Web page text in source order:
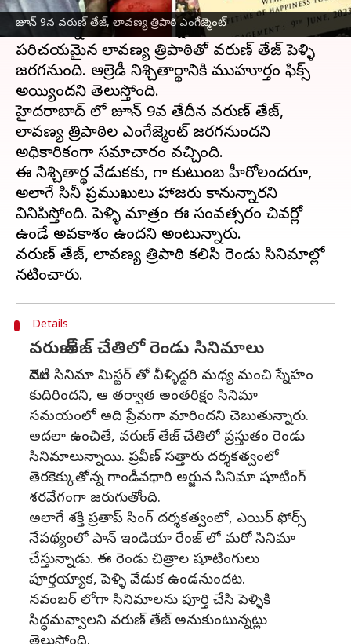
జూన్ 9న వరుణ్ తేజ్, లావణ్య త్రిపాఠి ఎంగేజ్మెంట్
మెగా హీరోవరుణ్ తేజ్, అతి త్వరలోనే ఓ ఇంటివాడు
కాబోతున్నాడు. అందాల రాక్షసితో హీరోయిన్ గా
పరిచయమైన లావణ్య త్రిపాఠితో వరుణ్ తేజ్ పెళ్ళి
జరగనుంది. ఆల్రెడీ నిశ్చితార్థానికి ముహూర్తం ఫిక్స్
అయ్యిందని తెలుస్తోంది.
హైదరాబాద్ లో జూన్ 9వ తేదీన వరుణ్ తేజ్,
లావణ్య త్రిపాఠిల ఎంగేజ్మెంట్ జరగనుందని
అధికారికంగా సమాచారం వచ్చింది.
ఈ నిశ్చితార్థ వేడుకకు, మెగా కుటుంబ హీరోలందరూ,
అలాగే సినీ ప్రముఖులు హాజరు కానున్నారని
వినిపిస్తోంది. పెళ్ళి మాత్రం ఈ సంవత్సరం చివర్లో
ఉండే అవకాశం ఉందని అంటున్నారు.
వరుణ్ తేజ్, లావణ్య త్రిపాఠి కలిసి రెండు సినిమాల్లో
Details
వరుణ్ తేజ్ చేతిలో రెండు సినిమాలు
మొదటి సినిమా మిస్టర్ తో వీళ్ళిద్దరి మధ్య మంచి స్నేహం
కుదిరిందని, ఆ తర్వాత అంతరిక్షం సినిమా
సమయంలో అది ప్రేమగా మారిందని చెబుతున్నారు.
అదలా ఉంచితే, వరుణ్ తేజ్ చేతిలో ప్రస్తుతం రెండు
సినిమాలున్నాయి. ప్రవీణ్ సత్తారు దర్శకత్వంలో
తెరకెక్కుతోన్న గాండీవధారి అర్జున సినిమా షూటింగ్
శరవేగంగా జరుగుతోంది.
అలాగే శక్తి ప్రతాప్ సింగ్ దర్శకత్వంలో, ఎయిర్ ఫోర్స్
నేపథ్యంలో పాన్ ఇండియా రేంజ్ లో మరో సినిమా
చేస్తున్నాడు. ఈ రెండు చిత్రాల షూటింగులు
పూర్తయ్యాక, పెళ్ళి వేడుక ఉండనుందట.
నవంబర్ లోగా సినిమాలను పూర్తి చేసి పెళ్ళికి
సిద్ధమవ్వాలని వరుణ్ తేజ్ అనుకుంటున్నట్లు